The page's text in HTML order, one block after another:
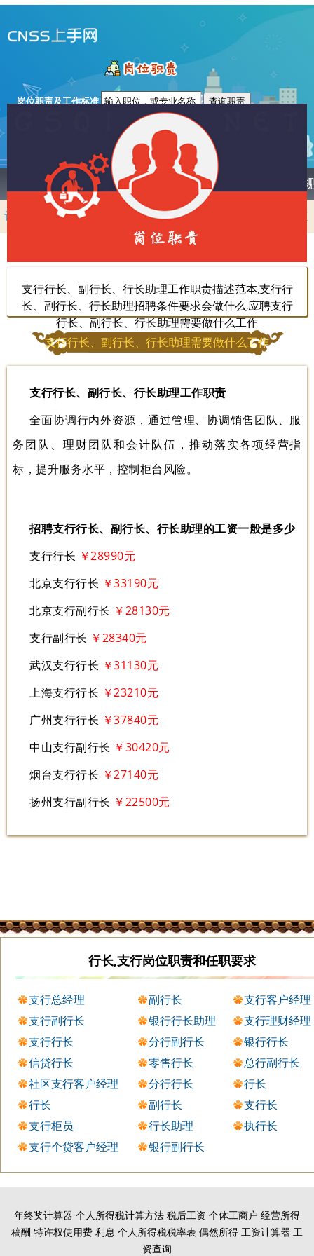
岗位职责及工作标准
个税计算器 起征点 职业
计算方法 税后工资 年终奖计算器 股东分红
转让 租赁
支行行长、副行长、行长助理岗
位职责及工作内容
支行行长、副行长、行长助理工作职责描述范本,支行行
长、副行长、行长助理招聘条件要求会做什么,应聘支行
行长、副行长、行长助理需要做什么工作
支行行长、副行长、行长助理需要做什么工作
支行行长、副行长、行长助理工作职责
全面协调行内外资源，通过管理、协调销售团队、服
务团队、理财团队和会计队伍，推动落实各项经营指
标，提升服务水平，控制柜台风险。
招聘支行行长、副行长、行长助理的工资一般是多少
支行行长 ￥28990元
北京支行行长 ￥33190元
北京支行副行长 ￥28130元
支行副行长 ￥28340元
武汉支行行长 ￥31130元
上海支行行长 ￥23210元
广州支行行长 ￥37840元
中山支行副行长 ￥30420元
烟台支行行长 ￥27140元
扬州支行副行长 ￥22500元
行长,支行岗位职责和任职要求
支行总经理 副行长
支行客户经理
支行副行长
银行行长助理
支行理财经理
支行行长
分行副行长
银行行长
信贷行长
零售行长
总行副行长
社区支行客户经理
分行行长
行长
行长
副行长
支行长
支行柜员
行长助理
执行长
支行个贷客户经理
银行副行长
年终奖计算器 个人所得税计算方法 税后工资 个体工商户 经营所得
稿酬 特许权使用费 利息 个人所得税税率表 偶然所得 工资计算器 工
资查询